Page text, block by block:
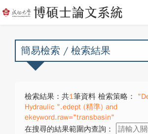
簡易檢索 / 檢索結果
檢索結果：共1筆資料 檢索策略：
Hydraulic ".edept (精準) and
ekeyword.raw="transbasin"
在搜尋的結果範圍內查詢：